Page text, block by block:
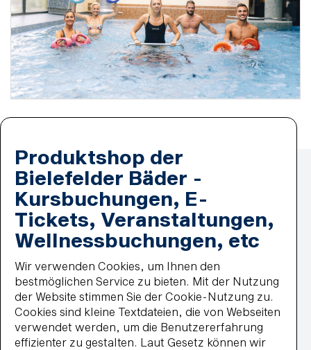
Zahlmethoden
Lastschrift
MasterCard
paypal
Wiederkehrende Lastschrift
Visa
Impressum
Datenschutz
Widerrufsbelehrung
Vertrag widerrufen
Barrierefreiheit
Impressum
AGB
Datenschutz
Widerrufsbelehrung
Haus- und Badeordnung
Produktshop der
Bielefelder Bäder -
Kursbuchungen, E-
Tickets, Veranstaltungen,
Wellnessbuchungen, etc
Wir verwenden Cookies, um Ihnen den
bestmöglichen Service zu bieten. Mit der Nutzung
der Website stimmen Sie der Cookie-Nutzung zu.
Cookies sind kleine Textdateien, die von Webseiten
verwendet werden, um die Benutzererfahrung
effizienter zu gestalten. Laut Gesetz können wir